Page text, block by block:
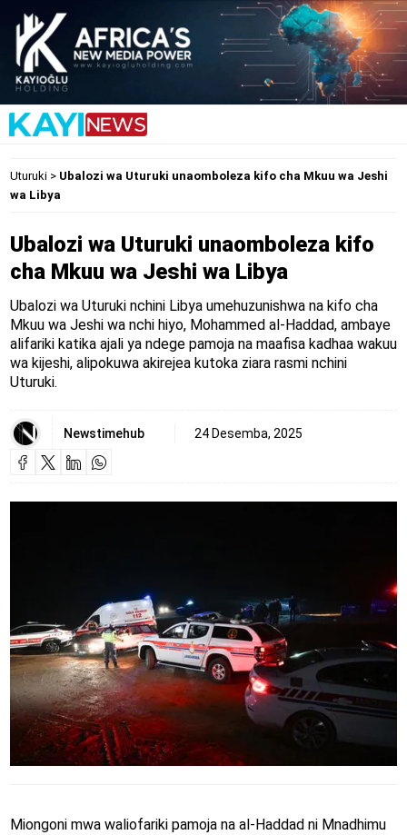
Uturuki> Ubalozi wa Uturuki unaomboleza kifo cha Mkuu wa Jeshi
wa Libya
Ubalozi wa Uturuki unaomboleza kifo
cha Mkuu wa Jeshi wa Libya
Ubalozi wa Uturuki nchini Libya umehuzunishwa na kifo cha
Mkuu wa Jeshi wa nchi hiyo, Mohammed al-Haddad, ambaye
alifariki katika ajali ya ndege pamoja na maafisa kadhaa wakuu
wa kijeshi, alipokuwa akirejea kutoka ziara rasmi nchini
Uturuki.
Newstimehub 24 Desemba, 2025
Miongoni mwa waliofariki pamoja na al-Haddad ni Mnadhimu